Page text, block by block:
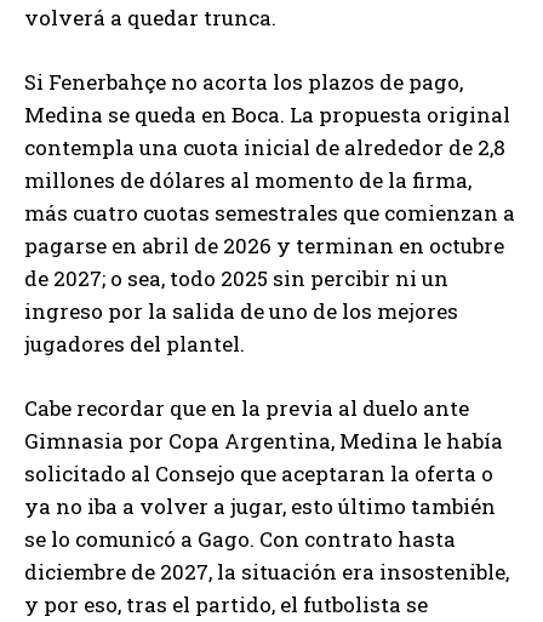
volverá a quedar trunca.
Si Fenerbahçe no acorta los plazos de pago,
Medina se queda en Boca. La propuesta original
contempla una cuota inicial de alrededor de 2,8
millones de dólares al momento de la firma,
más cuatro cuotas semestrales que comienzan a
pagarse en abril de 2026 y terminan en octubre
de 2027; o sea, todo 2025 sin percibir ni un
ingreso por la salida de uno de los mejores
jugadores del plantel.
Cabe recordar que en la previa al duelo ante
Gimnasia por Copa Argentina, Medina le había
solicitado al Consejo que aceptaran la oferta o
ya no iba a volver a jugar, esto último también
se lo comunicó a Gago. Con contrato hasta
diciembre de 2027, la situación era insostenible,
y por eso, tras el partido, el futbolista se